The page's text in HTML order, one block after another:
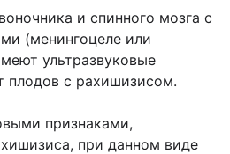
и спинного мозга с
(менингоцеле или
ультразвуковые
плодов с рахишизисом.
признаками,
при данном виде